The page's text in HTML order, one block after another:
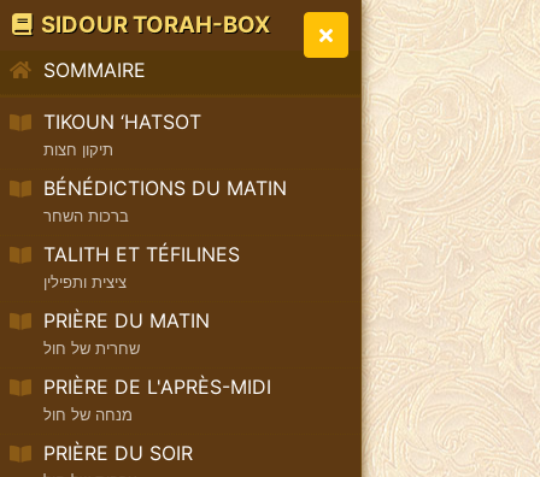
SIDOUR TORAH-BOX
SOMMAIRE
TIKOUN ‘HATSOT
תיקון חצות
BÉNÉDICTIONS DU MATIN
ברכות השחר
TALITH ET TÉFILINES
ציצית ותפילין
PRIÈRE DU MATIN
שחרית של חול
PRIÈRE DE L'APRÈS-MIDI
מנחה של חול
PRIÈRE DU SOIR